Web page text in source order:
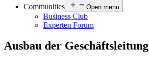
Communities
Open menu
Business Club
Experten Forum
Ausbau der Geschäftsleitung